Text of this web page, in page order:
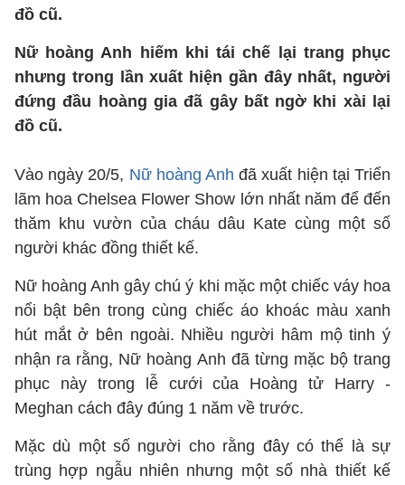
đồ cũ.
Nữ hoàng Anh hiếm khi tái chế lại trang phục
nhưng trong lần xuất hiện gần đây nhất, người
đứng đầu hoàng gia đã gây bất ngờ khi xài lại
đồ cũ.
Vào ngày 20/5, Nữ hoàng Anhđã xuất hiện tại Triển
lãm hoa Chelsea Flower Show lớn nhất năm để đến
thăm khu vườn của cháu dâu Kate cùng một số
người khác đồng thiết kế.
Nữ hoàng Anh gây chú ý khi mặc một chiếc váy hoa
nổi bật bên trong cùng chiếc áo khoác màu xanh
hút mắt ở bên ngoài. Nhiều người hâm mộ tinh ý
nhận ra rằng, Nữ hoàng Anh đã từng mặc bộ trang
phục này trong lễ cưới của Hoàng tử Harry -
Meghan cách đây đúng 1 năm về trước.
Mặc dù một số người cho rằng đây có thể là sự
trùng hợp ngẫu nhiên nhưng một số nhà thiết kế